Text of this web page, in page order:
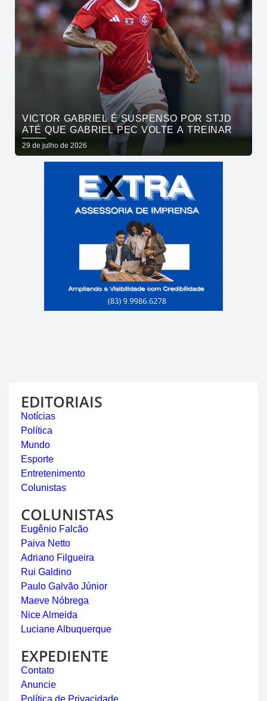
VICTOR GABRIEL É SUSPENSO POR STJD
ATÉ QUE GABRIEL PEC VOLTE A TREINAR
29 de julho de 2026
EDITORIAIS
Notícias
Política
Mundo
Esporte
Entretenimento
Colunistas
COLUNISTAS
Eugênio Falcão
Paiva Netto
Adriano Filgueira
Rui Galdino
Paulo Galvão Júnior
Maeve Nóbrega
Nice Almeida
Luciane Albuquerque
EXPEDIENTE
Contato
Anuncie
Política de Privacidade